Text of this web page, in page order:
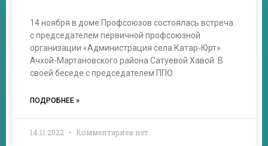
14 ноября в доме Профсоюзов состоялась встреча
с председателем первичной профсоюзной
организации «Администрация села Катар-Юрт»
Ачхой-Мартановского района Сатуевой Хавой. В
своей беседе с председателем ППО
ПОДРОБНЕЕ »
14.11.2022 Комментариев нет